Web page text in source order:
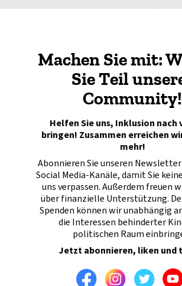
Machen Sie mit:
Sie Teil
Community!
Helfen Sie uns, Inklusion nach
bringen! Zusammen erreichen
mehr!
Abonnieren Sie unseren
Social Media-Kanäle, damit Sie
uns verpassen. Außerdem freuen
über finanzielle Unterstützung.
Spenden können wir unabhängig
die Interessen behinderter
politischen Raum
Jetzt abonnieren, liken und
FacebookInstagram